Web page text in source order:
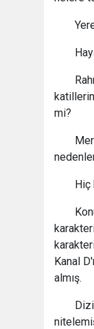
mi?
Hiç
Kanal
almış.